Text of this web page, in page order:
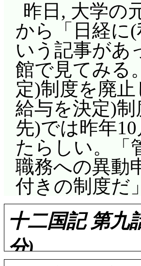
昨日, 大学の
から「日経に
いう記事があ
館で見てみる
定)制度を廃
給与を決定)
先)では昨年
たらしい。「
職務への異動
付きの制度だ
十二国記 第九
分)